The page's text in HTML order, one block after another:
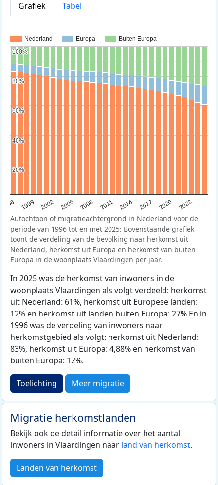
Grafiek
Tabel
Nederland Europa Buiten Europa
1996 1999 2002 2005 2008 2011 2014 2017 2020 2023
20%
20%
40%
40%
60%
60%
80%
80%
100%
100%
Autochtoon of migratieachtergrond in Nederland voor de
periode van 1996 tot en met 2025: Bovenstaande grafiek
toont de verdeling van de bevolking naar herkomst uit
Nederland, herkomst uit Europa en herkomst van buiten
Europa in de woonplaats Vlaardingen per jaar.
In 2025 was de herkomst van inwoners in de
woonplaats Vlaardingen als volgt verdeeld: herkomst
uit Nederland: 61%, herkomst uit Europese landen:
12% en herkomst uit landen buiten Europa: 27% En in
1996 was de verdeling van inwoners naar
herkomstgebied als volgt: herkomst uit Nederland:
83%, herkomst uit Europa: 4,88% en herkomst van
buiten Europa: 12%.
Toelichting Meer migratie
Migratie herkomstlanden
Bekijk ook de detail informatie over het aantal
inwoners in Vlaardingen naar land van herkomst.
Landen van herkomst